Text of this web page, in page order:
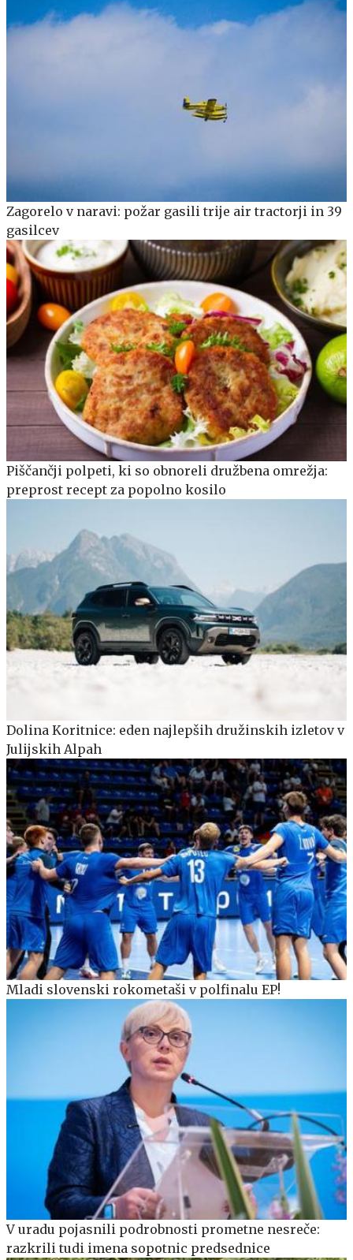
Zagorelo v naravi: požar gasili trije air tractorji in 39
gasilcev
Piščančji polpeti, ki so obnoreli družbena omrežja:
preprost recept za popolno kosilo
Dolina Koritnice: eden najlepših družinskih izletov v
Julijskih Alpah
Mladi slovenski rokometaši v polfinalu EP!
V uradu pojasnili podrobnosti prometne nesreče:
razkrili tudi imena sopotnic predsednice